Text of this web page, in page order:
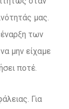
μας.
των
μην είχαμε
ποτέ.
Για